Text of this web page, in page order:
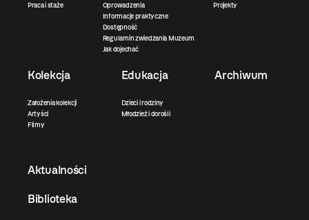
Praca i staże
Oprowadzenia
Informacje praktyczne
Dostępność
Regulamin zwiedzania Muzeum
Jak dojechać
Projekty
Kolekcja
Założenia kolekcji
Artyści
Filmy
Edukacja
Dzieci i rodziny
Młodzież i dorośli
Archiwum
Aktualności
Biblioteka